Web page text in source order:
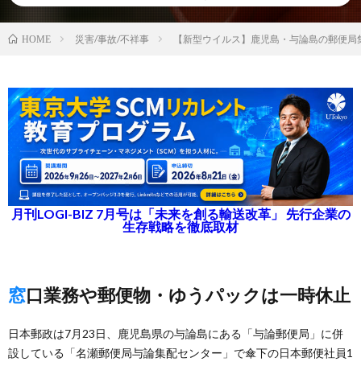
HOME 災害/事故/不祥事 【新型ウイルス】鹿児島・与論島の郵便
月刊LOGI-BIZ 7月号は「未来を創る輸送改革」 先行企業の
生存戦略を徹底取材
窓口業務や郵便物・ゆうパックは一時休止
日本郵政は7月23日、鹿児島県の与論島にある「与論郵便局」に併
設している「名瀬郵便局与論集配センター」で傘下の日本郵便社員1